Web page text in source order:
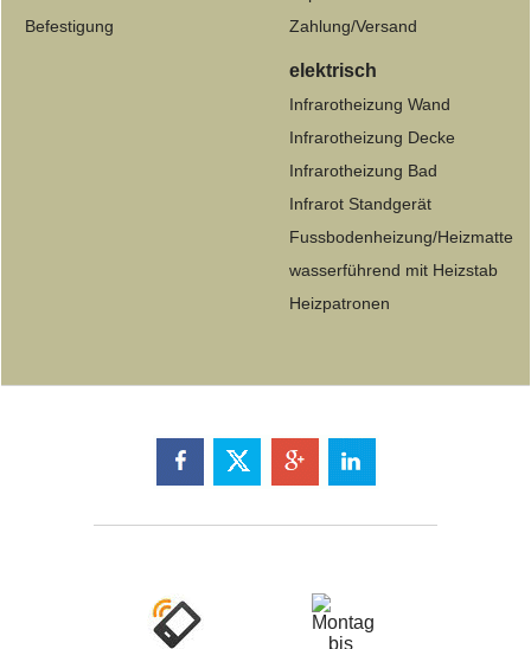
Zahlung/Versand
Befestigung
elektrisch
Infrarotheizung Wand
Infrarotheizung Decke
Infrarotheizung Bad
Infrarot Standgerät
Fussbodenheizung/Heizmatte
wasserführend mit Heizstab
Heizpatronen